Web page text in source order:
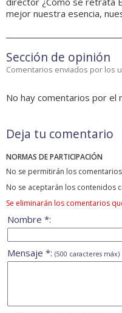
mejor nuestra esencia,
Sección de opinión
Comentarios enviados por los
No hay comentarios por el
Deja tu comentario
NORMAS DE PARTICIPACIÓN
No se permitirán los
No se aceptarán los contenidos
Se eliminarán los comentarios
Nombre *:
Mensaje *: (500 caracteres máx)